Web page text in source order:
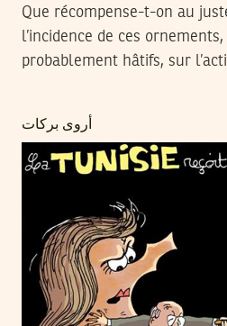
Que récompense-t-on au
l’incidence de ces
probablement hâtifs, sur
أروى بركات